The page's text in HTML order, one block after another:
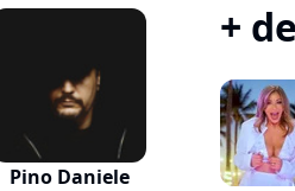
Pino Daniele
+